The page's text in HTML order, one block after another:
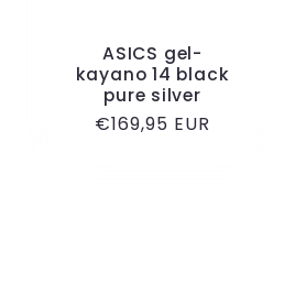
ASICS gel-
kayano 14 black
pure silver
Normale
€169,95 EUR